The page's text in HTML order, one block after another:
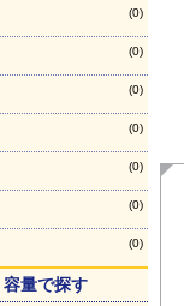
(0)
(0)
(0)
(0)
(0)
(0)
(0)
量で探す